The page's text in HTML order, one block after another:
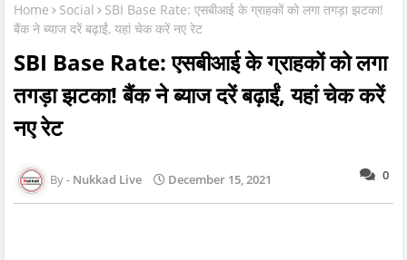
Home Social
SBI Base Rate: एसबीआई के ग्राहकों को लगा तगड़ा झटका!
बैंक ने ब्याज दरें बढ़ाईं, यहां चेक करें नए रेट
SBI Base Rate: एसबीआई के ग्राहकों को लगा
तगड़ा झटका! बैंक ने ब्याज दरें बढ़ाईं, यहां चेक करें
नए रेट
0
Nukkad Live December 15, 2021